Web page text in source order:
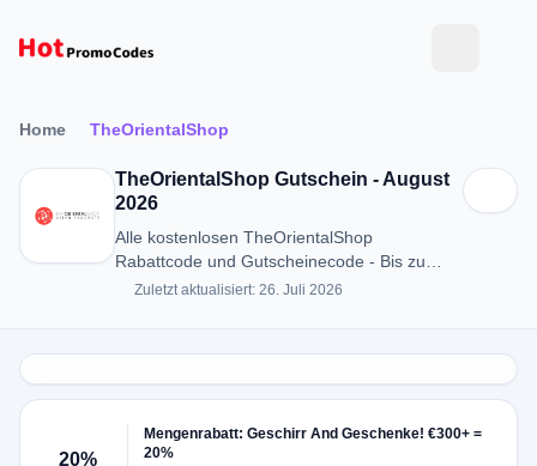
Home TheOrientalShop
TheOrientalShop Gutschein - August
2026
Alle kostenlosen TheOrientalShop
Rabattcode und Gutscheinecode - Bis zu
20% RABATT in August 2026
Zuletzt aktualisiert: 26. Juli 2026
20%
Mengenrabatt: Geschirr And Geschenke! €300+ =
20%